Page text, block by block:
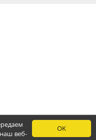
OK
веб-